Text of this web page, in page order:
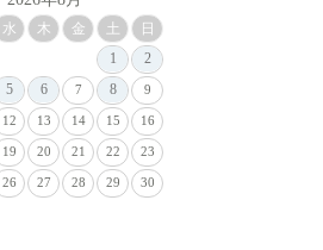
水 木 金 土
日
1
2
5 6 7 8 9
12 13 14 15 16
19 20 21 22 23
26 27 28 29 30